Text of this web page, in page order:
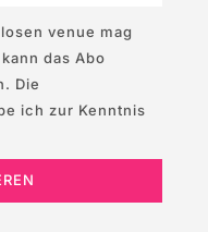
venue mag
das Abo
Die
ich zur Kenntnis